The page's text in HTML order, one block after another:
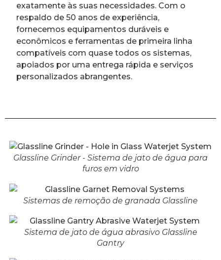
exatamente às suas necessidades. Com o
respaldo de 50 anos de experiência,
fornecemos equipamentos duráveis e
econômicos e ferramentas de primeira linha
compatíveis com quase todos os sistemas,
apoiados por uma entrega rápida e serviços
personalizados abrangentes.
Glassline Grinder - Sistema de jato de água para
furos em vidro
Sistemas de remoção de granada Glassline
Sistema de jato de água abrasivo Glassline
Gantry